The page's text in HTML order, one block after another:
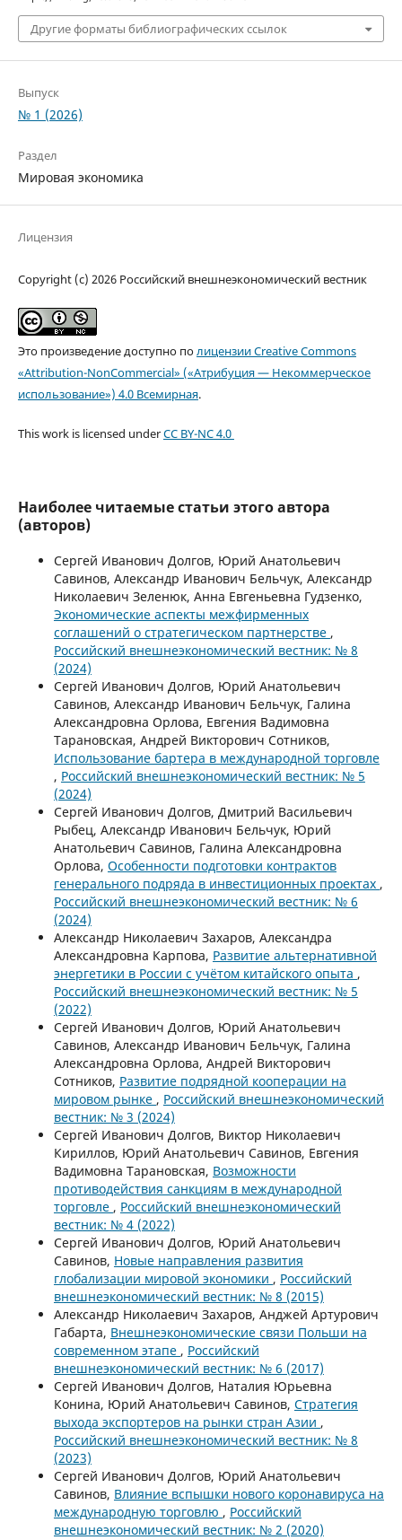
Другие форматы библиографических ссылок
Выпуск
№ 1 (2026)
Раздел
Мировая экономика
Лицензия
Copyright (c) 2026 Российский внешнеэкономический вестник
Это произведение доступно полицензии Creative Commons
«Attribution-NonCommercial» («Атрибуция — Некоммерческое
использование») 4.0 Всемирная.
This work is licensed underCC BY-NC 4.0
Наиболее читаемые статьи этого автора
(авторов)
Сергей Иванович Долгов, Юрий Анатольевич
Савинов, Александр Иванович Бельчук, Александр
Николаевич Зеленюк, Анна Евгеньевна Гудзенко,
Экономические аспекты межфирменных
соглашений о стратегическом партнерстве ,
Российский внешнеэкономический вестник: № 8
(2024)
Сергей Иванович Долгов, Юрий Анатольевич
Савинов, Александр Иванович Бельчук, Галина
Александровна Орлова, Евгения Вадимовна
Тарановская, Андрей Викторович Сотников,
Использование бартера в международной торговле
, Российский внешнеэкономический вестник: № 5
(2024)
Сергей Иванович Долгов, Дмитрий Васильевич
Рыбец, Александр Иванович Бельчук, Юрий
Анатольевич Савинов, Галина Александровна
Орлова, Особенности подготовки контрактов
генерального подряда в инвестиционных проектах ,
Российский внешнеэкономический вестник: № 6
(2024)
Александр Николаевич Захаров, Александра
Александровна Карпова, Развитие альтернативной
энергетики в России с учётом китайского опыта ,
Российский внешнеэкономический вестник: № 5
(2022)
Сергей Иванович Долгов, Юрий Анатольевич
Савинов, Александр Иванович Бельчук, Галина
Александровна Орлова, Андрей Викторович
Сотников, Развитие подрядной кооперации на
мировом рынке , Российский внешнеэкономический
вестник: № 3 (2024)
Сергей Иванович Долгов, Виктор Николаевич
Кириллов, Юрий Анатольевич Савинов, Евгения
Вадимовна Тарановская, Возможности
противодействия санкциям в международной
торговле , Российский внешнеэкономический
вестник: № 4 (2022)
Сергей Иванович Долгов, Юрий Анатольевич
Савинов, Новые направления развития
глобализации мировой экономики , Российский
внешнеэкономический вестник: № 8 (2015)
Александр Николаевич Захаров, Анджей Артурович
Габарта, Внешнеэкономические связи Польши на
современном этапе , Российский
внешнеэкономический вестник: № 6 (2017)
Сергей Иванович Долгов, Наталия Юрьевна
Конина, Юрий Анатольевич Савинов, Стратегия
выхода экспортеров на рынки стран Азии ,
Российский внешнеэкономический вестник: № 8
(2023)
Сергей Иванович Долгов, Юрий Анатольевич
Савинов, Влияние вспышки нового коронавируса на
международную торговлю , Российский
внешнеэкономический вестник: № 2 (2020)